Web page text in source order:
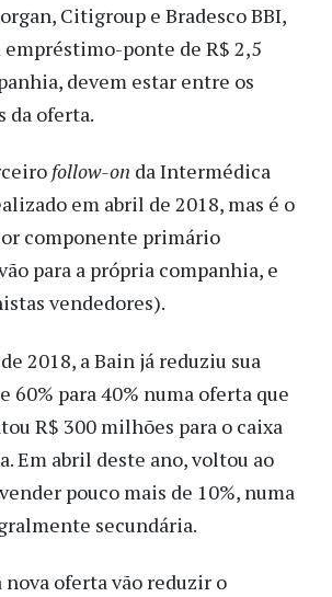
Citigroup e Bradesco BBI,
empréstimo-ponte de R$ 2,5
devem estar entre os
da oferta.
follow-on da Intermédica
em abril de 2018, mas é o
componente primário
para a própria companhia, e
vendedores).
2018, a Bain já reduziu sua
60% para 40% numa oferta que
R$ 300 milhões para o caixa
Em abril deste ano, voltou ao
pouco mais de 10%, numa
secundária.
nova oferta vão reduzir o